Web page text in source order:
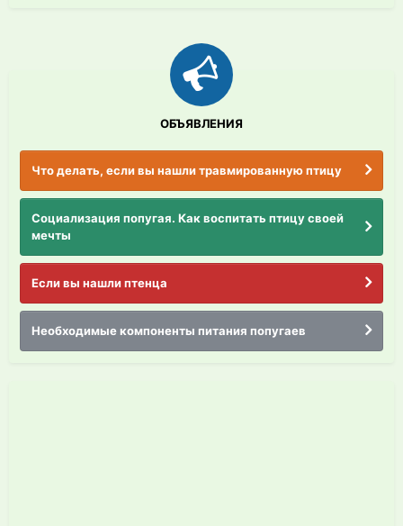
ОБЪЯВЛЕНИЯ
Что делать, если вы нашли травмированную птицу
Социализация попугая. Как воспитать птицу своей
мечты
Если вы нашли птенца
Необходимые компоненты питания попугаев